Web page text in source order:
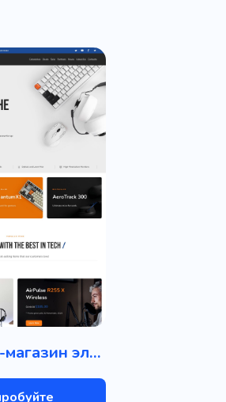
Интернет-магазин электроники и бытовой техники